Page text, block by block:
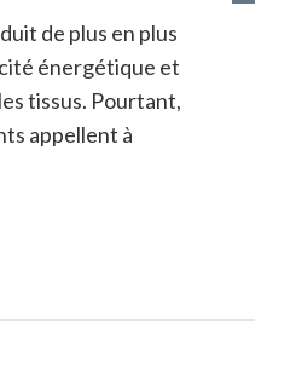
de plus en plus
énergétique et
tissus. Pourtant,
appellent à